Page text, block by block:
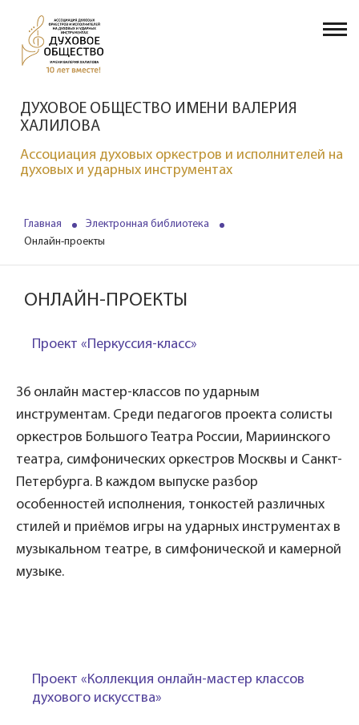
ДУХОВОЕ ОБЩЕСТВО ИМЕНИ ВАЛЕРИЯ
ХАЛИЛОВА
Ассоциация духовых оркестров и исполнителей на
духовых и ударных инструментах
Главная
Электронная библиотека
Онлайн-проекты
ОНЛАЙН-ПРОЕКТЫ
Проект «Перкуссия-класс»
36 онлайн мастер-классов по ударным
инструментам. Среди педагогов проекта солисты
оркестров Большого Театра России, Мариинского
театра, симфонических оркестров Москвы и Санкт-
Петербурга. В каждом выпуске разбор
особенностей исполнения, тонкостей различных
стилей и приёмов игры на ударных инструментах в
музыкальном театре, в симфонической и камерной
музыке.
Проект «Коллекция онлайн-мастер классов
духового искусства»